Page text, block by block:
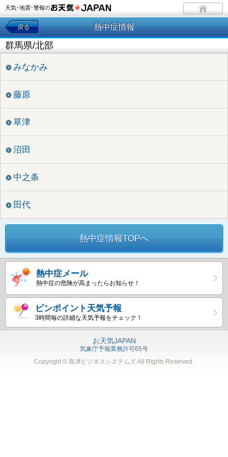
天気･地震･警報の
戻る 熱中症情報
群馬県/北部
みなかみ
藤原
草津
沼田
中之条
田代
熱中症情報TOPへ
熱中症メール
熱中症の危険が高まったらお知らせ！
ピンポイント天気予報
3時間毎の詳細な天気予報をチェック！
お天気JAPAN
気象庁予報業務許可65号
Copyright © 島津ビジネスシステムズ All Rights Reserved.